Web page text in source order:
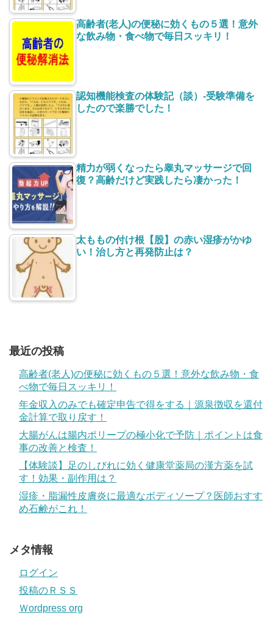
高齢者(老人)の便秘に効くもの５選！意外
な飲み物・食べ物で毎日スッキリ！
認知機能検査の体験記（談）-受験準備を
したので楽勝でした！
精力が弱くなったら睾丸マッサージで回
復？高齢だけど実践したら凄かった！
太ももの付け根【股】の赤い湿疹がかゆ
い！治し方と再発防止は？
最近の投稿
高齢者(老人)の便秘に効くもの５選！意外な飲み物・食
べ物で毎日スッキリ！
年金収入のみでも確定申告で得をする｜源泉徴収を還付
金計算で取り戻す！
大腸がんは腸内ポリープの極小化で予防｜ポイントは食
事の改善と検査！
【体験談】足のしびれに効く健康堂薬局の漢方薬を試
す！効果・副作用は？
湿疹・脂漏性皮膚炎に最適なボディソープ？医師おすす
め石鹸がこれ！
メタ情報
ログイン
投稿のＲＳＳ
Ｗordpress org